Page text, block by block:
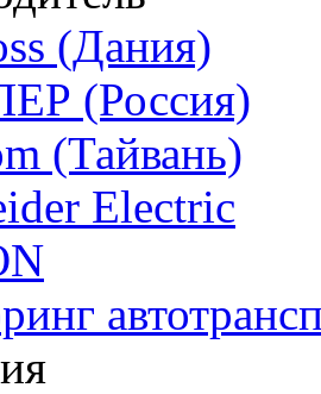
(Дания)
(Россия)
(Тайвань)
Electric